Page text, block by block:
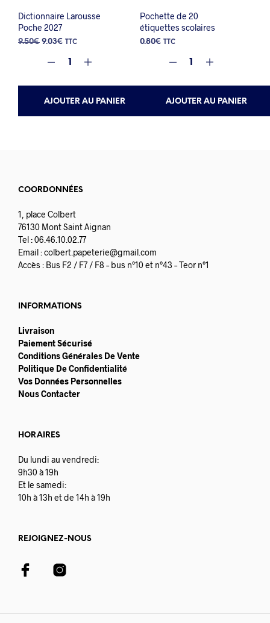
Dictionnaire Larousse
Poche 2027
9.50€ Le
initial
9.50€.
9.03€ Le
actuel
9.03€.
TTC
AJOUTER AU PANIER
Pochette de 20
étiquettes scolaires
0.80€ TTC
AJOUTER AU PANIER
COORDONNÉES
1, place Colbert
76130 Mont Saint Aignan
Tel : 06.46.10.02.77
Email :colbert.papeterie@gmail.com
Accès : Bus F2 / F7 / F8 – bus n°10 et n°43 – Teor n°1
INFORMATIONS
Livraison
Paiement Sécurisé
Conditions Générales De Vente
Politique De Confidentialité
Vos Données Personnelles
Nous Contacter
HORAIRES
Du lundi au vendredi:
9h30 à 19h
Et le samedi:
10h à 13h et de 14h à 19h
REJOIGNEZ-NOUS